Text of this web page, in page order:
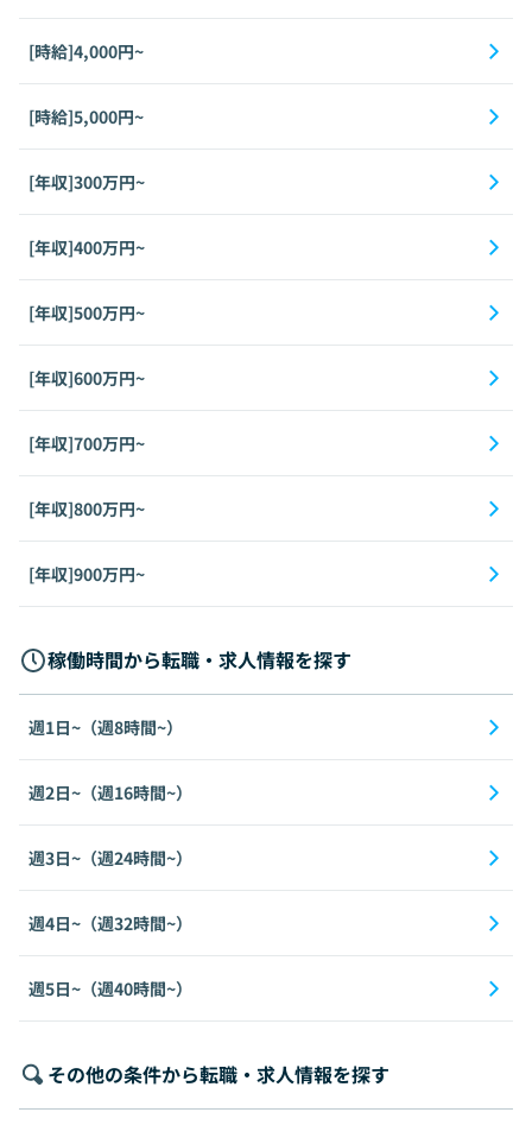
[時給]4,000円~
[時給]5,000円~
[年収]300万円~
[年収]400万円~
[年収]500万円~
[年収]600万円~
[年収]700万円~
[年収]800万円~
[年収]900万円~
稼働時間から転職・求人情報を探す
週1日~（週8時間~）
週2日~（週16時間~）
週3日~（週24時間~）
週4日~（週32時間~）
週5日~（週40時間~）
その他の条件から転職・求人情報を探す